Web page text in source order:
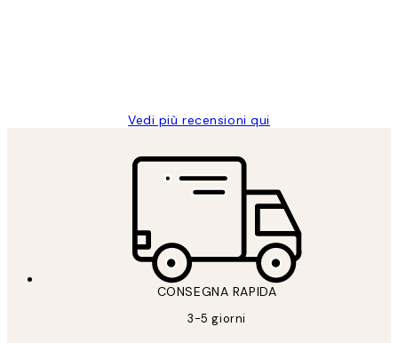
Vedi più recensioni qui
CONSEGNA RAPIDA
3-5 giorni